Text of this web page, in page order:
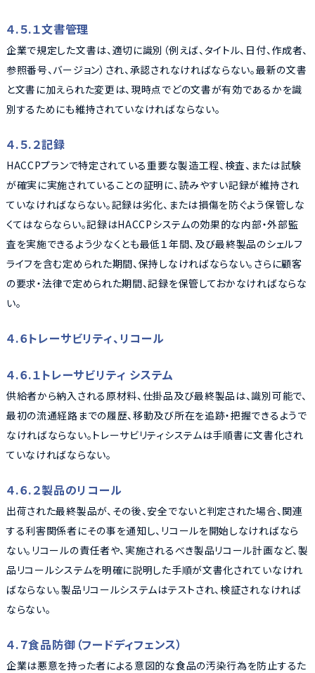
４.５.１文書管理
企業で規定した文書は、適切に識別（例えば、タイトル、日付、作成者、
参照番号、バージョン）され、承認されなければならない。最新の文書
と文書に加えられた変更は、現時点でどの文書が有効であるかを識
別するためにも維持されていなければならない。
４.５.２記録
HACCPプランで特定されている重要な製造工程、検査、または試験
が確実に実施されていることの証明に、読みやすい記録が維持され
ていなければならない。記録は劣化、または損傷を防ぐよう保管しな
くてはならならい。記録はHACCPシステムの効果的な内部・外部監
査を実施できるよう少なくとも最低１年間、及び最終製品のシェルフ
ライフを含む定められた期間、保持しなければならない。さらに顧客
の要求・法律で定められた期間、記録を保管しておかなければならな
い。
４.６トレーサビリティ、リコール
４.６.１トレーサビリティ システム
供給者から納入される原材料、仕掛品及び最終製品は、識別可能で、
最初の流通経路までの履歴、移動及び所在を追跡・把握できるようで
なければならない。トレーサビリティシステムは手順書に文書化され
ていなければならない。
４.６.２製品のリコール
出荷された最終製品が、その後、安全でないと判定された場合、関連
する利害関係者にその事を通知し、リコールを開始しなければなら
ない。リコールの責任者や、実施されるべき製品リコール計画など、製
品リコールシステムを明確に説明した手順が文書化されていなけれ
ばならない。製品リコールシステムはテストされ、検証されなければ
ならない。
４.７食品防御（フードディフェンス）
企業は悪意を持った者による意図的な食品の汚染行為を防止するた